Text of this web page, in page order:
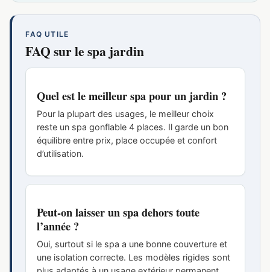
FAQ UTILE
FAQ sur le spa jardin
Quel est le meilleur spa pour un jardin ?
Pour la plupart des usages, le meilleur choix
reste un spa gonflable 4 places. Il garde un bon
équilibre entre prix, place occupée et confort
d’utilisation.
Peut-on laisser un spa dehors toute
l’année ?
Oui, surtout si le spa a une bonne couverture et
une isolation correcte. Les modèles rigides sont